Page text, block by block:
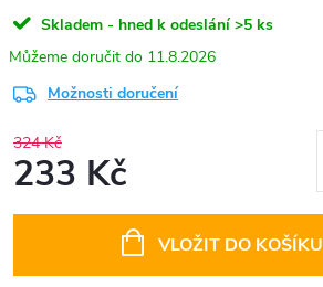
Skladem - hned k odeslání >5 ks
11.8.2026
Možnosti doručení
324 Kč
233 Kč
VLOŽIT DO KOŠÍKU